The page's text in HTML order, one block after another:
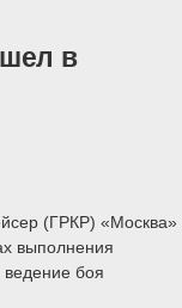
в
(ГРКР) «Москва»
выполнения
ведение боя